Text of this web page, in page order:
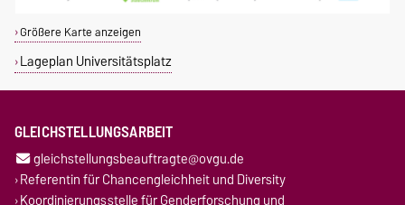
Größere Karte anzeigen
Lageplan Universitätsplatz
GLEICHSTELLUNGSARBEIT
gleichstellungsbeauftragte@ovgu.de
Referentin für Chancengleichheit und Diversity
Koordinierungsstelle für Genderforschung und